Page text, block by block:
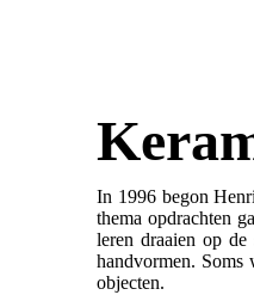
In 1996 begon
thema opdrachten
leren draaien op
handvormen.
objecten.